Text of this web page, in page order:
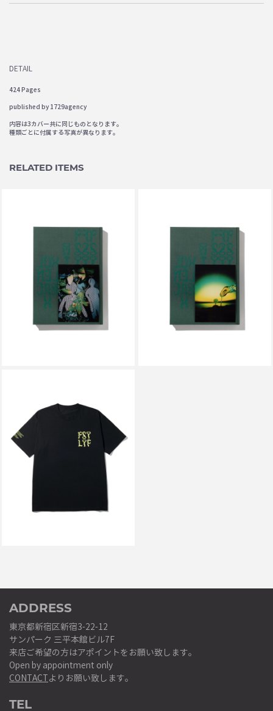
DETAIL
424 Pages
published by 1729agency
内容は3カバー共に同じものとなります。
種類ごとに付属する写真が異なります。
RELATED ITEMS
P.A.M. / PERKS AND MINI
PSYLYF BOOK A
￥14,300
P.A.M. / PERKS AND MINI
PSYLYF BOOK B
￥14,300
P.A.M. / PERKS AND MINI
PSYLYF TEE BLACK
ADDRESS
東京都新宿区新宿3-22-12
サンパーク 三平本館ビル7F
来店ご希望の方はアポイントをお願い致します。
Open by appointment only
CONTACTよりお願い致します。
TEL